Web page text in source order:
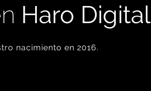
Haro Digital
nacimiento en 2016.